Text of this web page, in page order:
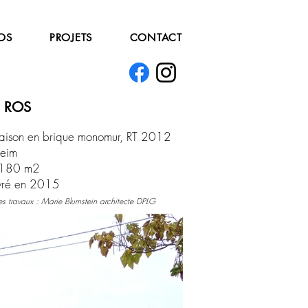
PROJETS CONTACT
en brique monomur, RT 2012
m2
en 2015
travaux : Marie Blumstein architecte DPLG